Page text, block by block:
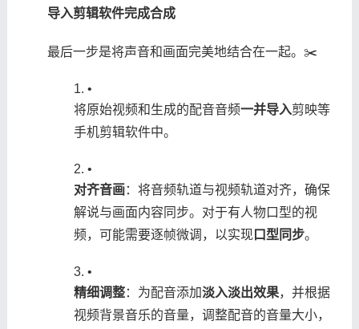
​导入剪辑软件完成合成​
最后一步是将声音和画面完美地结合在一起。✂️
•
将原始视频和生成的配音音频​​一并导入​​剪映等
手机剪辑软件中。
•
​对齐音画​​：将音频轨道与视频轨道对齐，确保
解说与画面内容同步。对于有人物口型的视
频，可能需要逐帧微调，以实现​​口型同步​​。
•
​精细调整​​：为配音添加​​淡入淡出效果​​，并根据
视频背景音乐的音量，调整配音的音量大小，